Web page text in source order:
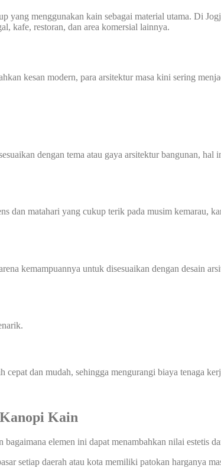
yang menggunakan kain sebagai material utama. Di
kafe, restoran, dan area komersial lainnya.
kesan modern, para arsitektur masa kini sering
dengan tema atau gaya arsitektur bangunan,
matahari yang cukup terik pada musim kemarau,
kemampuannya untuk disesuaikan dengan desain
dan mudah, sehingga mengurangi biaya tenaga
Kain
elemen ini dapat menambahkan nilai estetis
setiap daerah atau kota memiliki patokan harganya